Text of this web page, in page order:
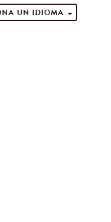
UN IDIOMA